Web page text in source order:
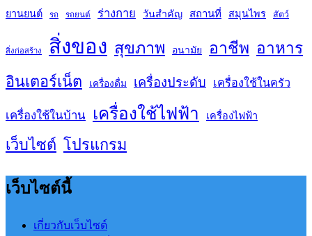
ยานยนต์ รถ รถยนต์ ร่างกาย วันสำคัญ สถานที่ สมุนไพร สัตว์
สิ่งก่อสร้าง สิ่งของ สุขภาพ อนามัย อาชีพ อาหาร
อินเตอร์เน็ต เครื่องดื่ม เครื่องประดับ เครื่องใช้ในครัว
เครื่องใช้ในบ้าน เครื่องใช้ไฟฟ้า เครื่องไฟฟ้า
เว็บไซต์ โปรแกรม
เว็บไซต์นี้
เกี่ยวกับเว็บไซต์